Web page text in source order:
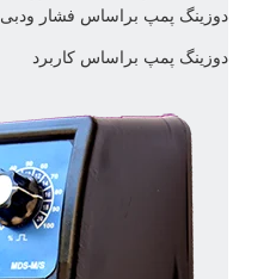
دوزینگ پمپ براساس فشار ودبی
دوزینگ پمپ براساس کاربرد